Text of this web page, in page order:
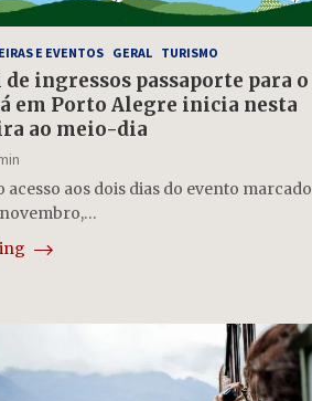
E EVENTOS GERAL TURISMO
de ingressos passaporte para o
em Porto Alegre inicia nesta
ao meio-dia
acesso aos dois dias do evento marcado
novembro,…